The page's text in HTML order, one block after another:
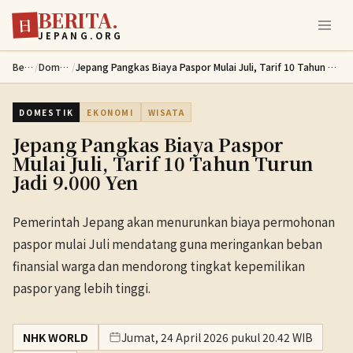
Lewati ke konten utama
日 BERITA.
JEPANG.ORG
Berita / Domestik / Jepang Pangkas Biaya Paspor Mulai Juli, Tarif 10 Tahun Turun Jadi 9.000 Yen
DOMESTIK EKONOMI WISATA
Jepang Pangkas Biaya Paspor
Mulai Juli, Tarif 10 Tahun Turun
Jadi 9.000 Yen
Pemerintah Jepang akan menurunkan biaya permohonan
paspor mulai Juli mendatang guna meringankan beban
finansial warga dan mendorong tingkat kepemilikan
paspor yang lebih tinggi.
NHK WORLD
Jumat, 24 April 2026 pukul 20.42 WIB